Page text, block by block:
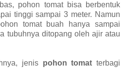
pohon tomat bisa berbentuk
tinggi sampai 3 meter. Namun
tomat buah hanya sampai
tubuhnya ditopang oleh ajir atau
jenis pohon tomatterbagi